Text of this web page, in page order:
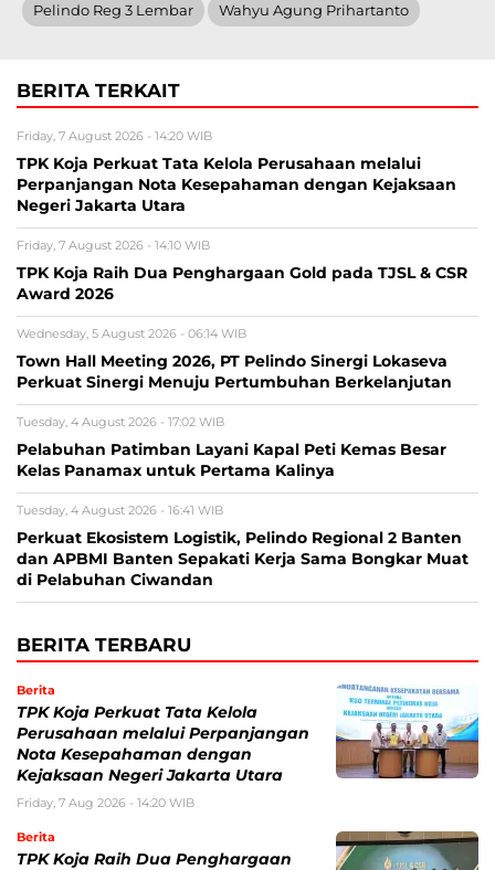
Pelindo Reg 3 Lembar Wahyu Agung Prihartanto
BERITA TERKAIT
Friday, 7 August 2026 - 14:20 WIB
TPK Koja Perkuat Tata Kelola Perusahaan melalui
Perpanjangan Nota Kesepahaman dengan Kejaksaan
Negeri Jakarta Utara
Friday, 7 August 2026 - 14:10 WIB
TPK Koja Raih Dua Penghargaan Gold pada TJSL & CSR
Award 2026
Wednesday, 5 August 2026 - 06:14 WIB
Town Hall Meeting 2026, PT Pelindo Sinergi Lokaseva
Perkuat Sinergi Menuju Pertumbuhan Berkelanjutan
Tuesday, 4 August 2026 - 17:02 WIB
Pelabuhan Patimban Layani Kapal Peti Kemas Besar
Kelas Panamax untuk Pertama Kalinya
Tuesday, 4 August 2026 - 16:41 WIB
Perkuat Ekosistem Logistik, Pelindo Regional 2 Banten
dan APBMI Banten Sepakati Kerja Sama Bongkar Muat
di Pelabuhan Ciwandan
BERITA TERBARU
Berita
TPK Koja Perkuat Tata Kelola
Perusahaan melalui Perpanjangan
Nota Kesepahaman dengan
Kejaksaan Negeri Jakarta Utara
Friday, 7 Aug 2026 - 14:20 WIB
Berita
TPK Koja Raih Dua Penghargaan